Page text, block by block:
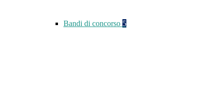
Bandi di concorso 5